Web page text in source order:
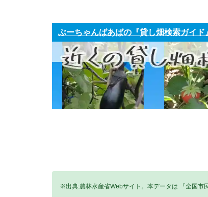
ぶーちゃんばあばの『貸し畑検索ガイド
※出典:農林水産省Webサイト。本データは 『全国市